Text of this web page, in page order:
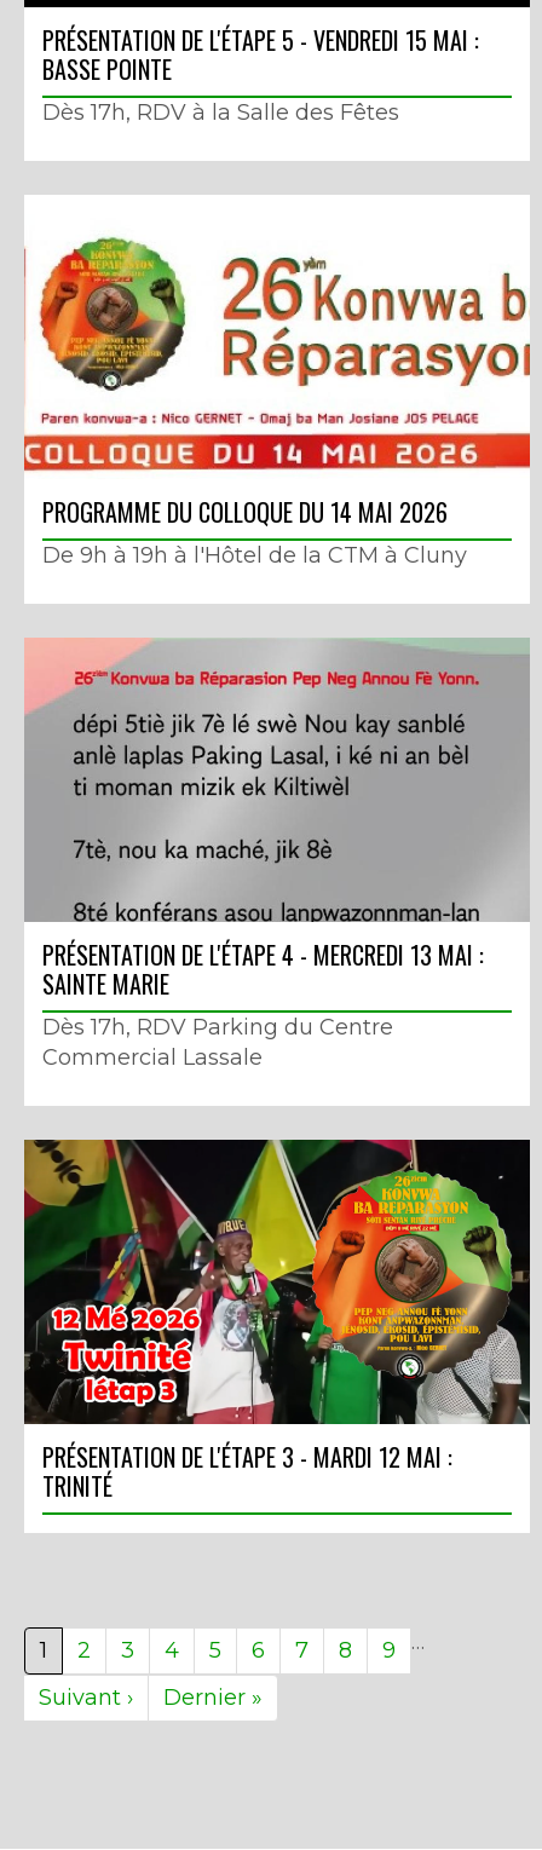
PRÉSENTATION DE L'ÉTAPE 5 - VENDREDI 15 MAI :
BASSE POINTE
Dès 17h, RDV à la Salle des Fêtes
PROGRAMME DU COLLOQUE DU 14 MAI 2026
De 9h à 19h à l'Hôtel de la CTM à Cluny
PRÉSENTATION DE L'ÉTAPE 4 - MERCREDI 13 MAI :
SAINTE MARIE
Dès 17h, RDV Parking du Centre
Commercial Lassale
PRÉSENTATION DE L'ÉTAPE 3 - MARDI 12 MAI :
TRINITÉ
Page
courante
1 Page
2 Page
3 Page
4 Page
5 Page
6 Page
7 Page
8 Page
9 …
Page
suivante
Suivant ›
Dernière
page
Dernier »